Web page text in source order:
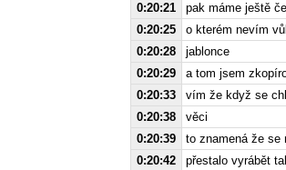
0:20:21
pak máme ještě
0:20:25
o kterém nevím
0:20:28
jablonce
0:20:29
a tom jsem
0:20:33
vím že když se
0:20:38
věci
0:20:39
to znamená že se
0:20:42
přestalo vyrábět